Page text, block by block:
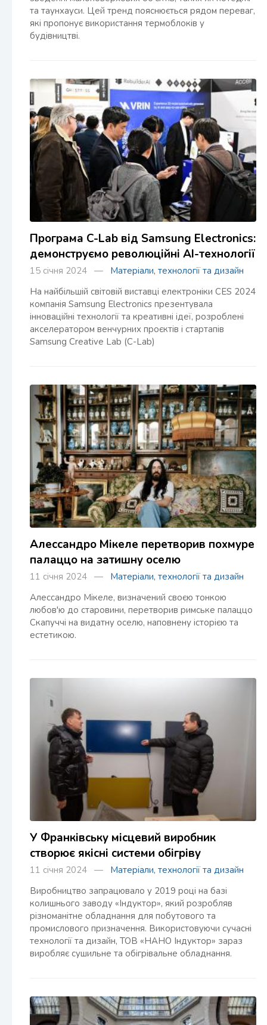
та таунхауси. Цей тренд пояснюється рядом переваг,
які пропонує використання термоблоків у
будівництві.
Програма C-Lab від Samsung Electronics:
демонструємо революційні AI-технології
15 січня 2024 — Матеріали, технології та дизайн
На найбільшій світовій виставці електроніки CES 2024
компанія Samsung Electronics презентувала
інноваційні технології та креативні ідеї, розроблені
акселератором венчурних проєктів і стартапів
Samsung Creative Lab (C-Lab)
Алессандро Мікеле перетворив похмуре
палаццо на затишну оселю
11 січня 2024 — Матеріали, технології та дизайн
Алессандро Мікеле, визначений своєю тонкою
любов'ю до старовини, перетворив римське палаццо
Скапуччі на видатну оселю, наповнену історією та
естетикою.
У Франківську місцевий виробник
створює якісні системи обігріву
11 січня 2024 — Матеріали, технології та дизайн
Виробництво запрацювало у 2019 році на базі
колишнього заводу «Індуктор», який розробляв
різноманітне обладнання для побутового та
промислового призначення. Використовуючи сучасні
технології та дизайн, ТОВ «НАНО Індуктор» зараз
виробляє сушильне та обігрівальне обладнання.